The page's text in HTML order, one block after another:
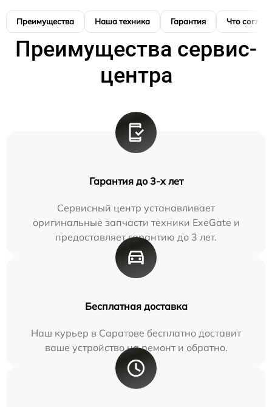
Преимущества Наша техника Гарантия Что
Преимущества сервис-
центра
Гарантия до 3-х лет
Сервисный центр устанавливает
оригинальные запчасти техники ExeGate и
предоставляет гарантию до 3 лет.
Бесплатная доставка
Наш курьер в Саратове бесплатно доставит
ваше устройство на ремонт и обратно.